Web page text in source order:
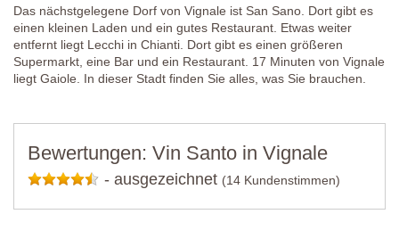
Das nächstgelegene Dorf von Vignale ist San Sano. Dort gibt es
einen kleinen Laden und ein gutes Restaurant. Etwas weiter
entfernt liegt Lecchi in Chianti. Dort gibt es einen größeren
Supermarkt, eine Bar und ein Restaurant. 17 Minuten von Vignale
liegt Gaiole. In dieser Stadt finden Sie alles, was Sie brauchen.
Bewertungen: Vin Santo in Vignale
- ausgezeichnet (14 Kundenstimmen)